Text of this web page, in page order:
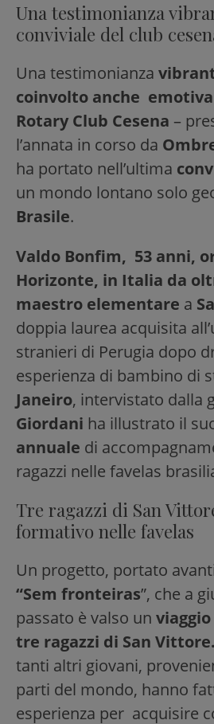
Una testimonianza
conviviale del club
Una testimonianza
coinvolto anche
Rotary Club Cesena –
l’annata in corso da
ha portato nell’ultima
un mondo lontano solo
Brasile.
Valdo Bonfim, 53 anni,
Horizonte, in Italia da
maestro elementare a
doppia laurea acquisita
stranieri di Perugia dopo
esperienza di bambino di
Janeiro, intervistato dalla
Giordani ha illustrato il
annuale di
ragazzi nelle favelas
Tre ragazzi di San
formativo nelle favelas
Un progetto, portato
“Sem fronteiras”, che a
passato è valso un
tre ragazzi di San Vittore.
tanti altri giovani,
parti del mondo, hanno
esperienza per acquisire